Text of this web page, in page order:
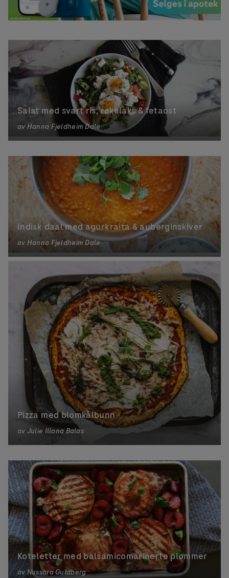
Salat med svart ris, røkelaks & fetaost
av Hanna Fjeldheim Dale
Indisk daal med agurkraita & auberginskiver
av Hanna Fjeldheim Dale
Pizza med blomkålbunn
av Julie Illona Balas
Koteletter med balsamicomarinerte plommer
avNussara Guldberg